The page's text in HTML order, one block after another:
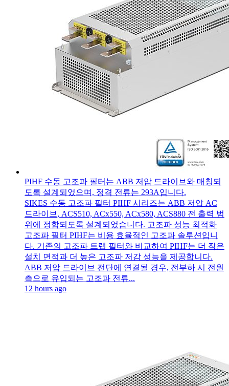
PIHF 수동 고조파 필터는 ABB 저압 드라이브와 매칭되
도록 설계되었으며, 정격 전류는 293A입니다.
SIKES 수동 고조파 필터 PIHF 시리즈는 ABB 저압 AC
드라이브, ACS510, ACx550, ACx580, ACS880 전 출력 범
위에 정합되도록 설계되었습니다. 고조파 성능 최적화
고조파 필터 PIHF는 비용 효율적인 고조파 솔루션입니
다. 기존의 고조파 트랩 필터와 비교하여 PIHF는 더 작은
설치 면적과 더 높은 고조파 저감 성능을 제공합니다.
ABB 저압 드라이브 전단에 연결될 경우, 전부하 시 전원
측으로 유입되는 고조파 전류...
12 hours ago